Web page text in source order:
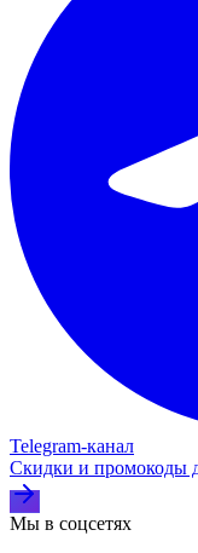
Telegram‑канал
Скидки и промокоды
Мы в соцсетях